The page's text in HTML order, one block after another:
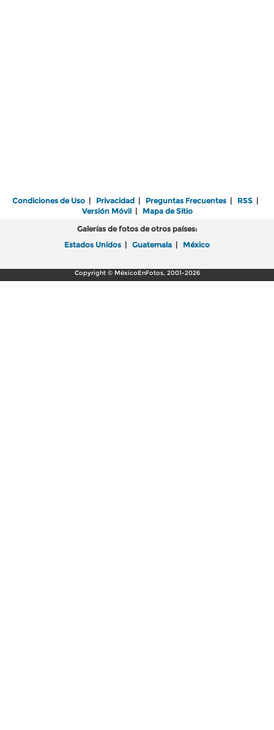
Condiciones de Uso | Privacidad | Preguntas Frecuentes | RSS |
Versión Móvil| Mapa de Sitio
Galerías de fotos de otros países:
Estados Unidos | Guatemala | México
Copyright © MéxicoEnFotos, 2001-2026